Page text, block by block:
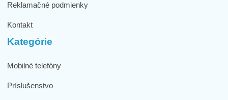
Reklamačné podmienky
Kontakt
Kategórie
Mobilné telefóny
Príslušenstvo